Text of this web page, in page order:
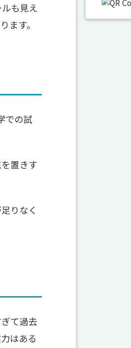
も見え
ます。
での試
置きす
りなく
て過去
はある